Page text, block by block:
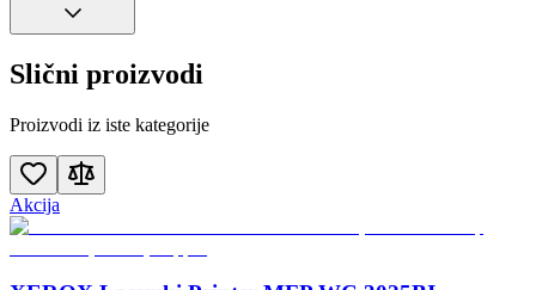
Slični proizvodi
Proizvodi iz iste kategorije
Akcija